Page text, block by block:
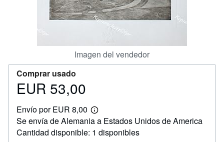
Imagen del vendedor
Comprar usado
Precio
53,00
EUR 53,00
Envío por EUR 8,00
Más
información
sobre
las
Se envía de Alemania a Estados Unidos de America
Cantidad disponible: 1 disponibles